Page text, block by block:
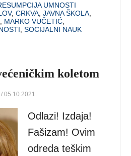
UMNOSTI
,CRKVA ,JAVNA ŠKOLA
MARKO VUČETIĆ
,SOCIJALNI NAUK
koletom
/ 05.10.2021.
Odlazi! Izdaja!
Fašizam! Ovim
odreda teškim